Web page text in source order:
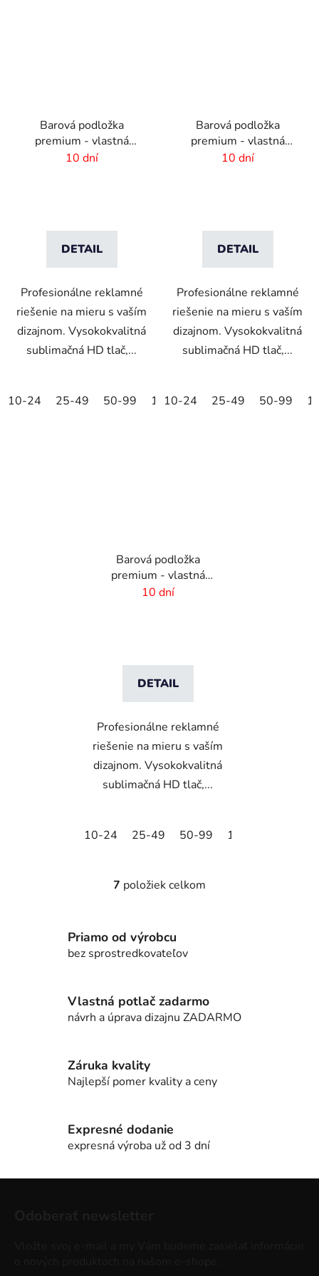
Barová podložka
premium - vlastná
potlač - 234 x 600 mm
10 dní
DETAIL
Profesionálne reklamné
riešenie na mieru s vaším
dizajnom. Vysokokvalitná
sublimačná HD tlač,...
10-24 25-49 50-99 100-249 250-499 500+
Barová podložka
premium - vlastná
potlač - 600 x 190 mm
10 dní
DETAIL
Profesionálne reklamné
riešenie na mieru s vaším
dizajnom. Vysokokvalitná
sublimačná HD tlač,...
10-24 25-49 50-99
Barová podložka
premium - vlastná
potlač -434x234 mm
10 dní
DETAIL
Profesionálne reklamné
riešenie na mieru s vaším
dizajnom. Vysokokvalitná
sublimačná HD tlač,...
10-24 25-49 50-99 100-249
O
á
d
i
e
k
ý
p
s
7 položiek celkom
Priamo od výrobcu
bez sprostredkovateľov
Vlastná potlač zadarmo
návrh a úprava dizajnu ZADARMO
Záruka kvality
Najlepší pomer kvality a ceny
Expresné dodanie
expresná výroba už od 3 dní